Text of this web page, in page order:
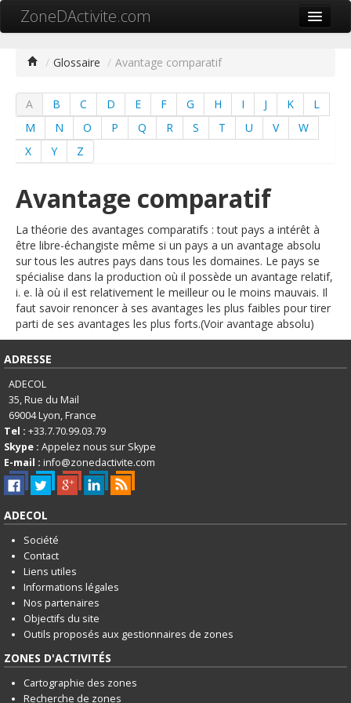
ZoneDActivite.com
Cartographie ZA
Recherche avancée
Contact
Mon ZA.com
中文
English
Français
Connexion
/ Glossaire / Avantage comparatif
A B C D E F G H I J K
L
M
N O P Q R S T U V
W
X
Y Z
Avantage comparatif
La théorie des avantages comparatifs : tout pays a intérêt à
être libre-échangiste même si un pays a un avantage absolu
sur tous les autres pays dans tous les domaines. Le pays se
spécialise dans la production où il possède un avantage relatif,
i. e. là où il est relativement le meilleur ou le moins mauvais. Il
faut savoir renoncer à ses avantages les plus faibles pour tirer
parti de ses avantages les plus forts.(Voir avantage absolu)
ADRESSE
ADECOL
35, Rue du Mail
69004Lyon, France
Tel : +33.7.70.99.03.79
Skype : Appelez nous sur Skype
E-mail : info@zonedactivite.com
ADECOL
Société
Contact
Liens utiles
Informations légales
Nos partenaires
Objectifs du site
Outils proposés aux gestionnaires de zones
ZONES D'ACTIVITÉS
Cartographie des zones
Recherche de zones